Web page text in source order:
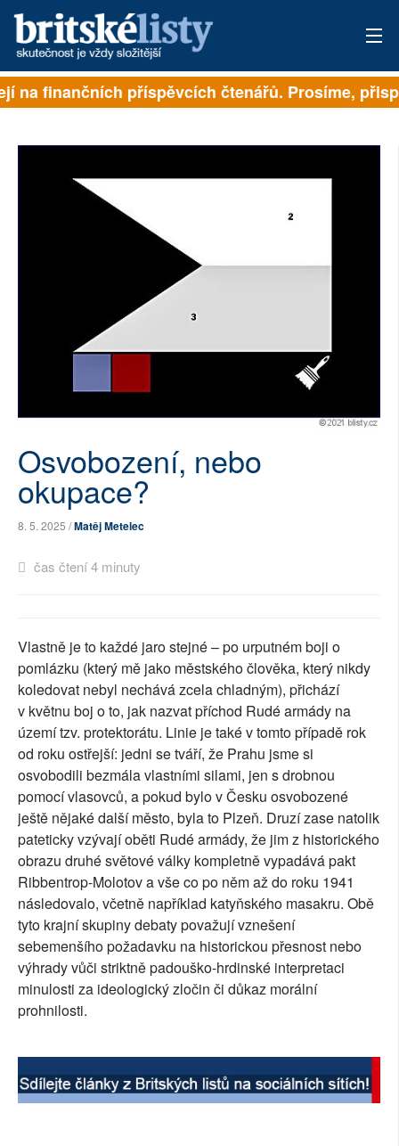
PŘIHLÁSIT
NEJČTENĚJŠÍ ZA 7 DNÍ
SOCIÁLNÍ SÍTĚ
RUBRIKY
PLNÁ VERZE STRÁNEK
finančních příspěvcích čtenářů. Prosíme,
Osvobození, nebo
okupace?
8. 5. 2025 /Matěj Metelec
čas čtení 4 minuty
Vlastně je to každé jaro stejné – po urputném boji o
pomlázku (který mě jako městského člověka, který nikdy
koledovat nebyl nechává zcela chladným), přichází
v květnu boj o to, jak nazvat příchod Rudé armády na
území tzv. protektorátu. Linie je také v tomto případě rok
od roku ostřejší: jedni se tváří, že Prahu jsme si
osvobodili bezmála vlastními silami, jen s drobnou
pomocí vlasovců, a pokud bylo v Česku osvobozené
ještě nějaké další město, byla to Plzeň. Druzí zase natolik
pateticky vzývají oběti Rudé armády, že jim z historického
obrazu druhé světové války kompletně vypadává pakt
Ribbentrop-Molotov a vše co po něm až do roku 1941
následovalo, včetně například katyňského masakru. Obě
tyto krajní skupiny debaty považují vznešení
sebemenšího požadavku na historickou přesnost nebo
výhrady vůči striktně padouško-hrdinské interpretaci
minulosti za ideologický zločin či důkaz morální
prohnilosti.